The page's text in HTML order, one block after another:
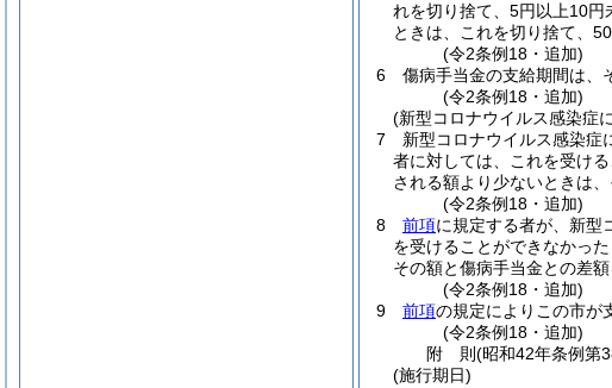
れを切り捨て、5円以上10
ときは、これを切り捨て、
(令2条例18・追加)
6
傷病手当金の支給期間は、
(令2条例18・追加)
(新型コロナウイルス感染症
7
新型コロナウイルス感染症
者に対しては、これを受け
される額より少ないときは、
(令2条例18・追加)
8
前項に規定する者が、新型
を受けることができなかっ
その額と傷病手当金との差額
(令2条例18・追加)
9
前項の規定によりこの市が
(令2条例18・追加)
附 則(昭和42年条例第
(施行期日)